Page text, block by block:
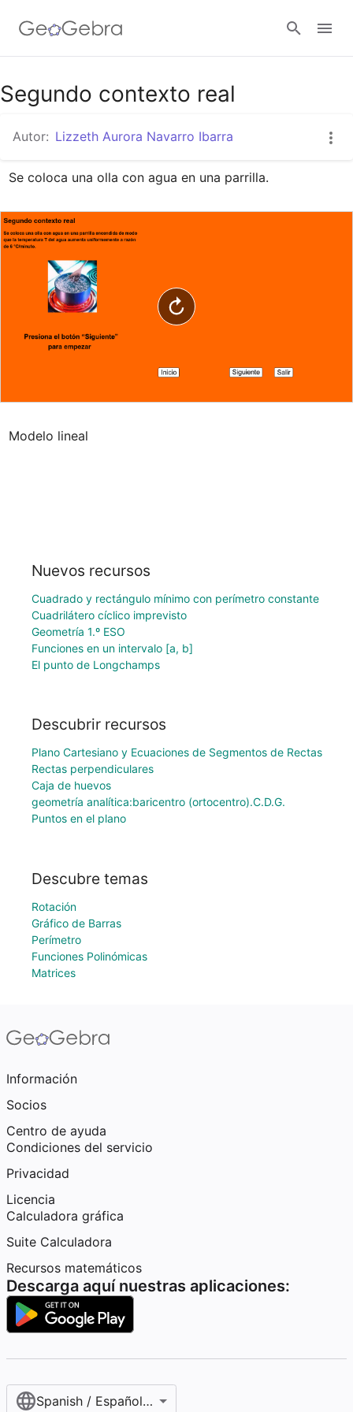
Google Classroom
GeoGebra Classroom
Segundo contexto real
Autor: Lizzeth Aurora Navarro Ibarra
Se coloca una olla con agua en una parrilla.
Modelo lineal
Nuevos recursos
Cuadrado y rectángulo mínimo con perímetro constante
Cuadrilátero cíclico imprevisto
Geometría 1.º ESO
Funciones en un intervalo [a, b]
El punto de Longchamps
Descubrir recursos
Plano Cartesiano y Ecuaciones de Segmentos de Rectas
Rectas perpendiculares
Caja de huevos
geometría analítica:baricentro (ortocentro).C.D.G.
Puntos en el plano
Descubre temas
Rotación
Gráfico de Barras
Perímetro
Funciones Polinómicas
Matrices
Información
Socios
Centro de ayuda
Condiciones del servicio
Privacidad
Licencia
Calculadora gráfica
Suite Calculadora
Recursos matemáticos
Descarga aquí nuestras aplicaciones:
Spanish / Español (internacional)